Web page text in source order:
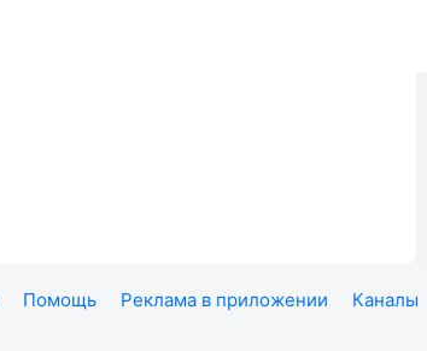
Помощь Реклама в приложении Каналы